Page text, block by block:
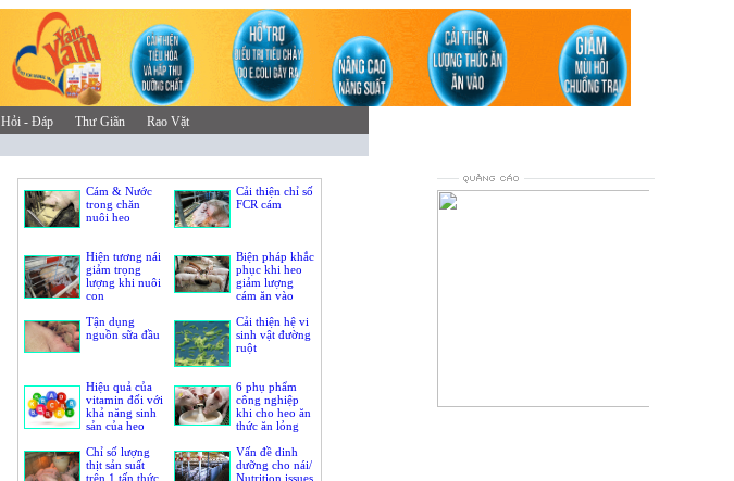
Hỏi - Đáp Thư Giãn Rao Vặt
Cải thiện chỉ số
FCR cám
Cám & Nước
trong chăn
nuôi heo
Biện pháp khắc
phục khi heo
giảm lượng
cám ăn vào
Hiện tương nái
giảm trọng
lượng khi nuôi
con
Cải thiện hệ vi
sinh vật đường
ruột
Tận dụng
nguồn sữa đầu
6 phụ phẩm
công nghiệp
khi cho heo ăn
thức ăn lỏng
Hiệu quả của
vitamin đối với
khả năng sinh
sản của heo
Vấn đề dinh
dưỡng cho nái/
Nutrition issues
Chỉ số lượng
thịt sản suất
trên 1 tấn thức